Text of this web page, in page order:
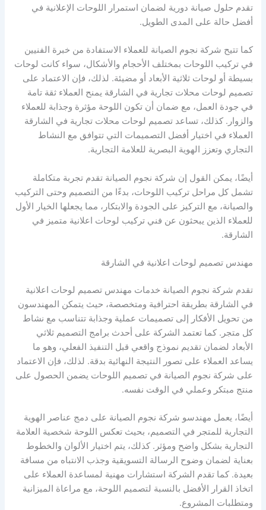
تقدم حلول صيانة دورية لضمان استمرار اللوحات الإعلانية في
أفضل حالة على المدى الطويل.
كما تتيح شركة نجوم الصيانة للعملاء الاستفادة من خبرة الفنيين
في تركيب اللوحات بمختلف الأحجام والأشكال، سواء كانت لوحات
بسيطة أو لوحات ثلاثية الأبعاد أو مضيئة. لذلك، فإن الاعتماد على
تصميم لوحات محلات تجارية في الشارقة يمنح العملاء ثقة تامة
في جودة العمل، مع ضمان أن تكون اللوحة مؤثرة وجذابة للعملاء
والزوار. كذلك، تساعد تصميم لوحات محلات تجارية في الشارقة
العملاء في اختيار أفضل التصميمات التي تتوافق مع النشاط
التجاري وتعزز الهوية البصرية للعلامة التجارية.
أيضًا، يمكن القول إن شركة نجوم الصيانة تقدم تجربة متكاملة
تشمل كل مراحل تركيب اللوحات، بدءًا من التصميم وحتى التركيب
والصيانة، مع التركيز على الجودة والابتكار، مما يجعلها الخيار الأول
للعملاء الذين يبحثون عن فني تركيب لوحات اعلانية متميز في
الشارقة.
مهندس تصميم لوحات اعلانية في الشارقة
تقدم شركة نجوم الصيانة خدمات مهندس تصميم لوحات اعلانية
في الشارقة بطريقة احترافية ومتخصصة، حيث يتمكن المهندسون
من تحويل الأفكار إلى تصميمات عملية وجذابة تتناسب مع نشاط
كل متجر. كما تعتمد الشركة على أحدث برامج التصميم ثلاثي
الأبعاد لضمان تقديم نموذج واقعي قبل التنفيذ الفعلي، وهو ما
يساعد العملاء على تصور النتيجة النهائية بدقة. لذلك، فإن الاعتماد
على شركة نجوم الصيانة في تصميم اللوحات يضمن الحصول على
منتج مبتكر وعملي في الوقت نفسه.
أيضًا، يعمل مهندسو شركة نجوم الصيانة على دمج عناصر الهوية
التجارية للمتجر في التصميم، بحيث تعكس اللوحة شخصية العلامة
التجارية بشكل واضح ومؤثر. كذلك، يتم اختيار الألوان والخطوط
بعناية لضمان وضوح الرسالة التسويقية وجذب الانتباه من مسافة
بعيدة. كما تقدم الشركة استشارات مهنية لمساعدة العملاء على
اتخاذ القرار الأفضل بالنسبة لتصميم اللوحة، مع مراعاة الميزانية
ومتطلبات المشروع.